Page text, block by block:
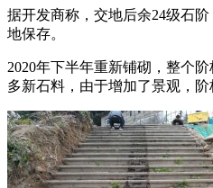
据开发商称，交地后余24级石
地保存。
2020年下半年重新铺砌，整个
多新石料，由于增加了景观，阶